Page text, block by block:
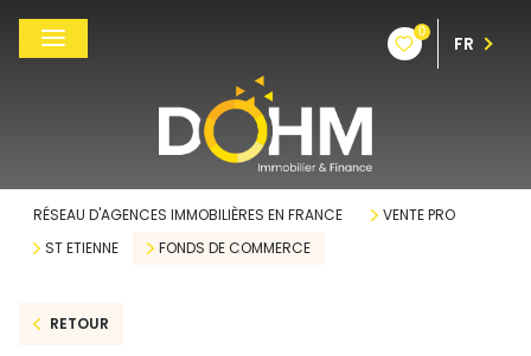
0
FR
RÉSEAU D'AGENCES IMMOBILIÈRES EN FRANCE
VENTE PRO
ST ETIENNE
FONDS DE COMMERCE
RETOUR